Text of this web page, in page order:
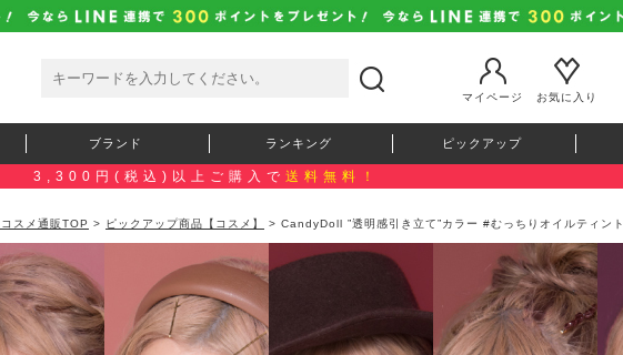
マイページ
お気に入り
ブランド ランキング ピックアップ
3,300円(税込)以上ご購入で 送料無料！
スメ通販TOP > ピックアップ商品【コスメ】 > CandyDoll ”透明感引き立て”カラー #むっちりオイルティント